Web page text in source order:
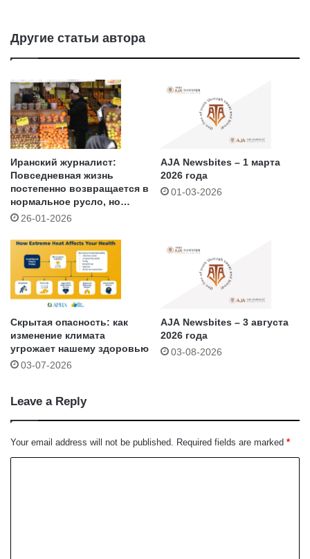
Другие статьи автора
Иранский журналист:
Повседневная жизнь
постепенно возвращается в
нормальное русло, но
люди по-прежнему…
26-01-2026
AJA Newsbites – 1 марта
2026 года
01-03-2026
Скрытая опасность: как
изменение климата
угрожает нашему здоровью
03-07-2026
AJA Newsbites – 3 августа
2026 года
03-08-2026
Leave a Reply
Your email address will not be published. Required fields are marked *